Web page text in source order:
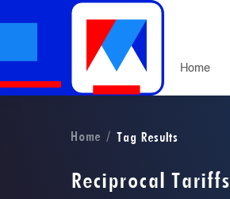
Home
Home Tag Results
Reciprocal Tariffs